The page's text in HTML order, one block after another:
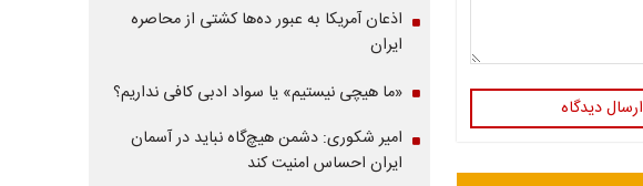
ارسال دیدگاه
اذعان آمریکا به عبور ده‌ها کشتی از محاصره
ایران
«ما هیچی نیستیم» یا سواد ادبی کافی نداریم؟
امیر شکوری: دشمن هیچ‌گاه نباید در آسمان
ایران احساس امنیت کند